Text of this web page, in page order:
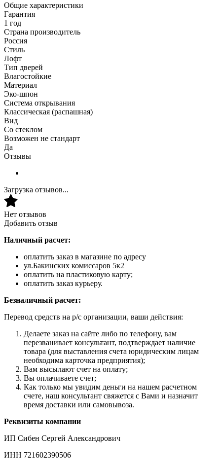
Общие характеристики
Гарантия
1 год
Страна производитель
Россия
Стиль
Лофт
Тип дверей
Влагостойкие
Материал
Эко-шпон
Система открывания
Классическая (распашная)
Вид
Со стеклом
Возможен не стандарт
Да
Отзывы
Загрузка отзывов...
Нет отзывов
Добавить отзыв
Наличный расчет:
оплатить заказ в магазине по адресу
ул.Бакинских комиссаров 5к2
оплатить на пластиковую карту;
оплатить заказ курьеру.
Безналичный расчет:
Перевод средств на р/с организации, ваши действия:
Делаете заказ на сайте либо по телефону, вам
перезванивает консультант, подтверждает наличие
товара (для выставления счета юридическим лицам
необходима карточка предприятия);
Вам высылают счет на оплату;
Вы оплачиваете счет;
Как только мы увидим деньги на нашем расчетном
счете, наш консультант свяжется с Вами и назначит
время доставки или самовывоза.
Реквизиты компании
ИП Сибен Сергей Александрович
ИНН 721602390506